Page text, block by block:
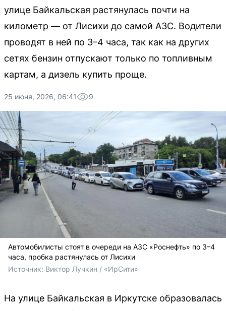
улице Байкальская растянулась почти на
километр — от Лисихи до самой АЗС. Водители
проводят в ней по 3–4 часа, так как на других
сетях бензин отпускают только по топливным
картам, а дизель купить проще.
25 июня, 2026, 06:41 9
Автомобилисты стоят в очереди на АЗС «Роснефть» по 3–4
часа, пробка растянулась от Лисихи
Источник: Виктор Лучкин / «ИрСити»
На улице Байкальская в Иркутске образовалась